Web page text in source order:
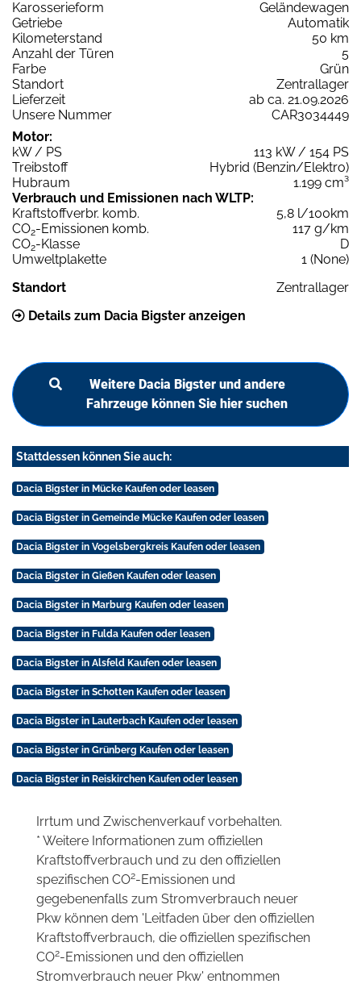
Karosserieform
Geländewagen
Getriebe
Automatik
Kilometerstand
50 km
Anzahl der Türen
5
Farbe
Grün
Standort
Zentrallager
Lieferzeit
ab ca. 21.09.2026
Unsere Nummer
CAR3034449
Motor:
kW / PS
113 kW / 154 PS
Treibstoff
Hybrid (Benzin/Elektro)
Hubraum
1.199 cm³
Verbrauch und Emissionen nach WLTP:
Kraftstoffverbr. komb.
5,8 l/100km
CO2-Emissionen komb.
117 g/km
CO2-Klasse
D
Umweltplakette
1 (None)
Standort
Zentrallager
Details zum Dacia Bigster anzeigen
Weitere Dacia Bigster und andere
Fahrzeuge können Sie hier suchen
Stattdessen können Sie auch:
Dacia Bigster in Mücke Kaufen oder leasen
Dacia Bigster in Gemeinde Mücke Kaufen oder leasen
Dacia Bigster in Vogelsbergkreis Kaufen oder leasen
Dacia Bigster in Gießen Kaufen oder leasen
Dacia Bigster in Marburg Kaufen oder leasen
Dacia Bigster in Fulda Kaufen oder leasen
Dacia Bigster in Alsfeld Kaufen oder leasen
Dacia Bigster in Schotten Kaufen oder leasen
Dacia Bigster in Lauterbach Kaufen oder leasen
Dacia Bigster in Grünberg Kaufen oder leasen
Dacia Bigster in Reiskirchen Kaufen oder leasen
Irrtum und Zwischenverkauf vorbehalten.
* Weitere Informationen zum offiziellen
Kraftstoffverbrauch und zu den offiziellen
spezifischen CO2-Emissionen und
gegebenenfalls zum Stromverbrauch neuer
Pkw können dem 'Leitfaden über den offiziellen
Kraftstoffverbrauch, die offiziellen spezifischen
CO2-Emissionen und den offiziellen
Stromverbrauch neuer Pkw' entnommen